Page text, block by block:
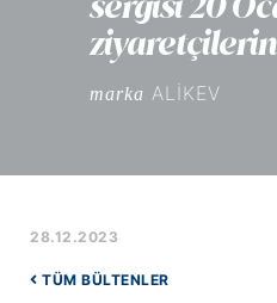
marka ALİKEV
28.12.2023
TÜM BÜLTENLER